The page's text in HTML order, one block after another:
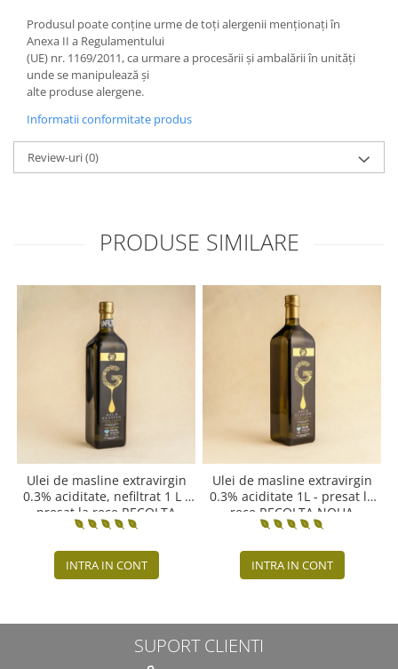
Produsul poate conține urme de toți alergenii menționați în
Anexa II a Regulamentului
(UE) nr. 1169/2011, ca urmare a procesării și ambalării în unități
unde se manipulează și
alte produse alergene.
Informatii conformitate produs
Review-uri(0)
PRODUSE SIMILARE
Ulei de masline extravirgin
0.3% aciditate, nefiltrat 1 L -
presat la rece RECOLTA
NOUA
INTRA IN CONT
Ulei de masline extravirgin
0.3% aciditate 1L - presat la
rece RECOLTA NOUA
INTRA IN CONT
SUPORT CLIENTI